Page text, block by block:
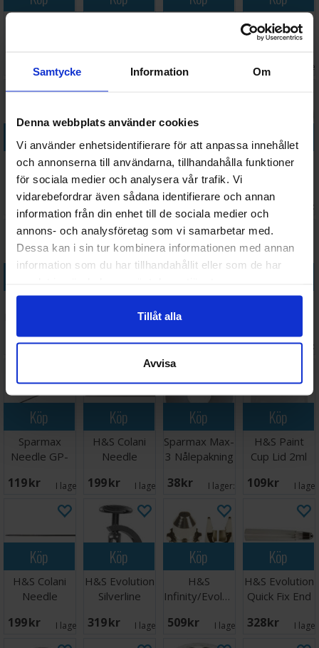
Samtycke Information Om
Denna webbplats använder cookies
Vi använder enhetsidentifierare för att anpassa innehållet
och annonserna till användarna, tillhandahålla funktioner
för sociala medier och analysera vår trafik. Vi
vidarebefordrar även sådana identifierare och annan
information från din enhet till de sociala medier och
annons- och analysföretag som vi samarbetar med.
Dessa kan i sin tur kombinera informationen med annan
information som du har tillhandahållit eller som de har
Tillåt alla
Avvisa
I lager:
AirgunI lager:
Sparmax Nål
0,35mm SP-
I
Köp
Sparmax
Nozzle
0,20mm SP-
239 SEK I lager:8
Köp
H&S
EVOLUTION
2024 Needle
Spring
38 SEK
Köp
Sparmax
Nozzle CAP
MAX-3
99 SEK
Köp
Sparmax Max-
O-Ring
38 SEK I lager:
Aircap 0,4 mm
218 SEK I lager:1159 SEK I lager:3
Infinity/Evolution
159 SEK I lager:6
Sparmax SP-
Nålepakning
O-Ring
68 SEK I lager:
Köp
Sparmax
Needle GP-
119 SEK I lager:
Köp
H&S Colani
Needle
199 SEK I lager: 6
Köp
Sparmax Max-
3 Nålepakning
38 SEK I lager:
Köp
H&S Paint
Cup Lid 2ml
109 SEK I
Köp
H&S Colani
Needle
199 SEK I lager: 5
Köp
H&S Evolution
Silverline
319 SEK I lager: 2
Köp
H&S
Infinity/Evolution
509 SEK I lager: 5
Köp
H&S Evolution
Quick Fix End
328 SEK I